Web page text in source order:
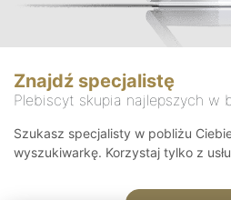
Znajdź specjalistę
Plebiscyt skupia najlepszych w
Szukasz specjalisty w pobliżu
wyszukiwarkę. Korzystaj tylko z